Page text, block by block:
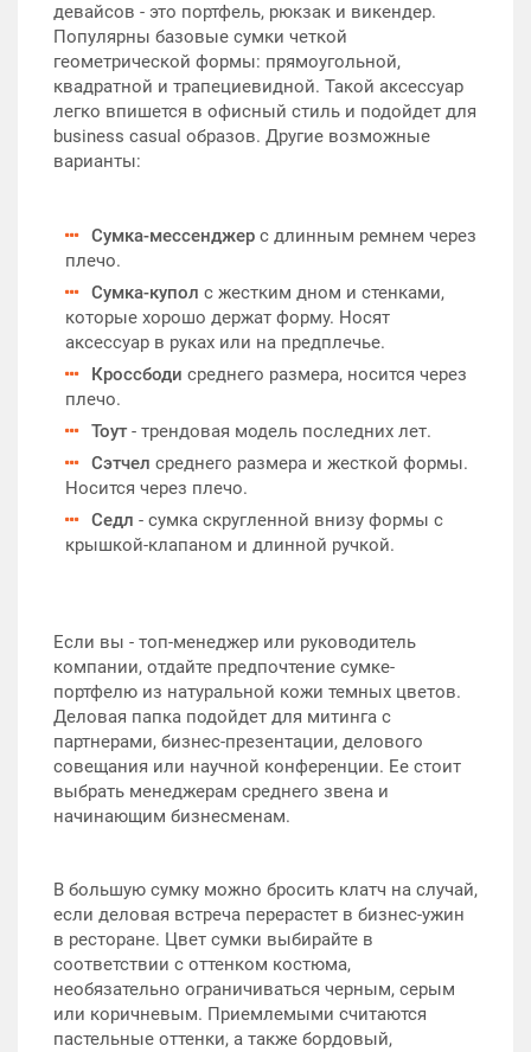
девайсов - это портфель, рюкзак и викендер.
Популярны базовые сумки четкой
геометрической формы: прямоугольной,
квадратной и трапециевидной. Такой аксессуар
легко впишется в офисный стиль и подойдет для
business casual образов. Другие возможные
варианты:
Сумка-мессенджер с длинным ремнем через
плечо.
Сумка-купол с жестким дном и стенками,
которые хорошо держат форму. Носят
аксессуар в руках или на предплечье.
Кроссбоди среднего размера, носится через
плечо.
Тоут- трендовая модель последних лет.
Сэтчел среднего размера и жесткой формы.
Носится через плечо.
Седл - сумка скругленной внизу формы с
крышкой-клапаном и длинной ручкой.
Если вы - топ-менеджер или руководитель
компании, отдайте предпочтение сумке-
портфелю из натуральной кожи темных цветов.
Деловая папка подойдет для митинга с
партнерами, бизнес-презентации, делового
совещания или научной конференции. Ее стоит
выбрать менеджерам среднего звена и
начинающим бизнесменам.
В большую сумку можно бросить клатч на случай,
если деловая встреча перерастет в бизнес-ужин
в ресторане. Цвет сумки выбирайте в
соответствии с оттенком костюма,
необязательно ограничиваться черным, серым
или коричневым. Приемлемыми считаются
пастельные оттенки, а также бордовый,